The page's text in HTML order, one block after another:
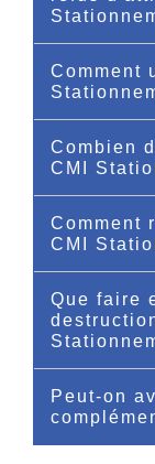
Comment
Combien
CMI
Comment
CMI
Que faire
Peut-on